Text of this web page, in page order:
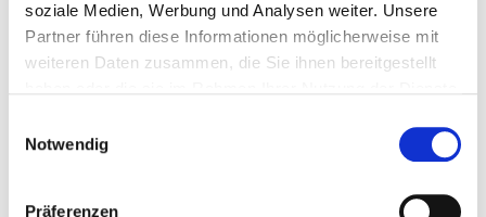
soziale Medien, Werbung und Analysen weiter. Unsere
Partner führen diese Informationen möglicherweise mit
weiteren Daten zusammen, die Sie ihnen bereitgestellt
Cookies, wenn Sie unsere Webseite weiterhin nutzen.
Notwendig
Präferenzen
„Persönliche Wirkung entsteht vor allen
Dingen aus der inneren Haltung heraus.
Rhetorik ist ein Gesamtkunstwerk!“